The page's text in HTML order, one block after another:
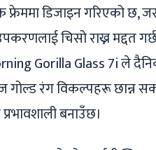
फ्रेममा डिजाइन गरिएको
चिसो राख्न मद्दत
Gorilla Glass 7i ले
गोल्ड रंग विकल्पहरू
बनाउँछ।